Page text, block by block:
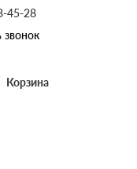
45-28
звонок
Корзина